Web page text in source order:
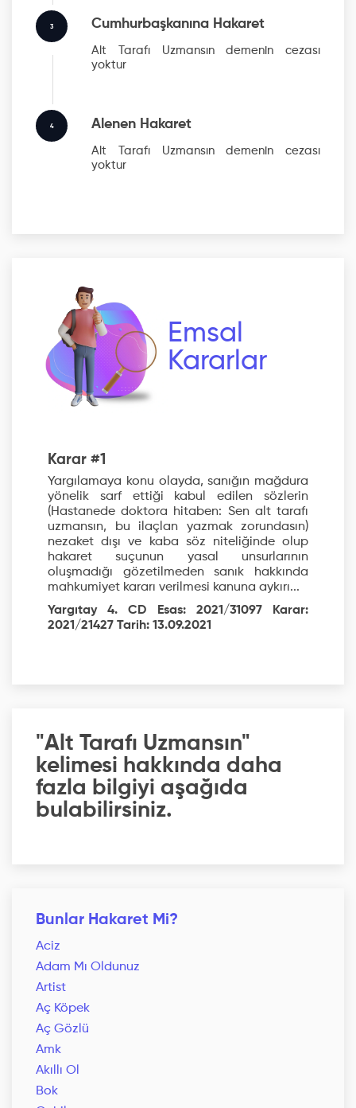
3 Cumhurbaşkanına Hakaret
Alt Tarafı Uzmansındemenin cezası
yoktur
4 Alenen Hakaret
Alt Tarafı Uzmansındemenin cezası
yoktur
Emsal
Kararlar
Karar #1
Yargılamaya konu olayda, sanığın mağdura
yönelik sarf ettiği kabul edilen sözlerin
(Hastanede doktora hitaben: Sen alt tarafı
uzmansın, bu ilaçlan yazmak zorundasın)
nezaket dışı ve kaba söz niteliğinde olup
hakaret suçunun yasal unsurlarının
oluşmadığı gözetilmeden sanık hakkında
mahkumiyet kararı verilmesi kanuna aykırı...
Yargıtay 4. CD Esas: 2021/31097 Karar:
2021/21427 Tarih: 13.09.2021
"Alt Tarafı Uzmansın"
kelimesi hakkında daha
fazla bilgiyi aşağıda
bulabilirsiniz.
Bunlar Hakaret Mi?
Aciz
Adam Mı Oldunuz
Artist
Aç Köpek
Aç Gözlü
Amk
Akıllı Ol
Bok